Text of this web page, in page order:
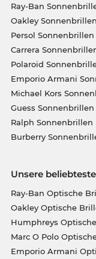
Ray-Ban
Oakley Sonnenbrillen
Persol Sonnenbrillen
Carrera
Polaroid
Emporio Armani
Michael Kors
Guess Sonnenbrillen
Ralph Sonnenbrillen
Burberry
Unsere
Ray-Ban Optische
Oakley Optische
Humphreys
Marc O Polo
Emporio Armani